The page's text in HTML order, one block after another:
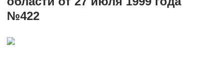
№422